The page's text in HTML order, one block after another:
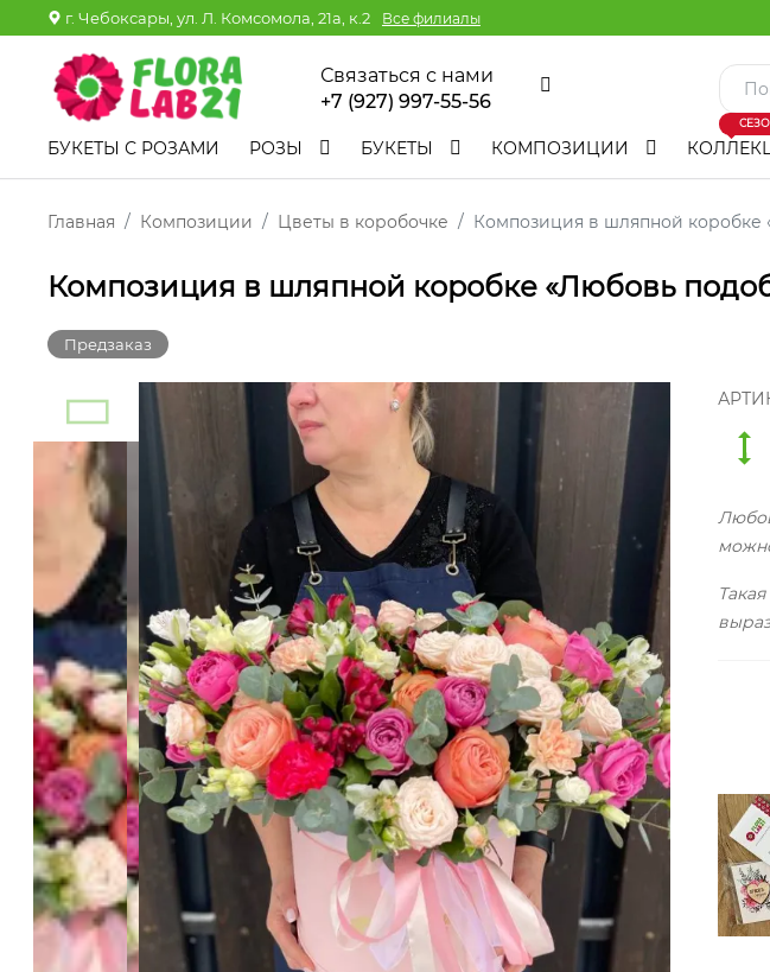
г. Чебоксары, ул. Л. Комсомола, 21а, к.2 Все филиалы
Связаться с нами
+7 (927) 997-55-56
БУКЕТЫ С РОЗАМИ РОЗЫ БУКЕТЫ КОМПОЗИЦИИ
Главная Композиции Цветы в коробочке Композиция в шляпной коробке
Композиция в шляпной коробке «Любовь
Предзаказ